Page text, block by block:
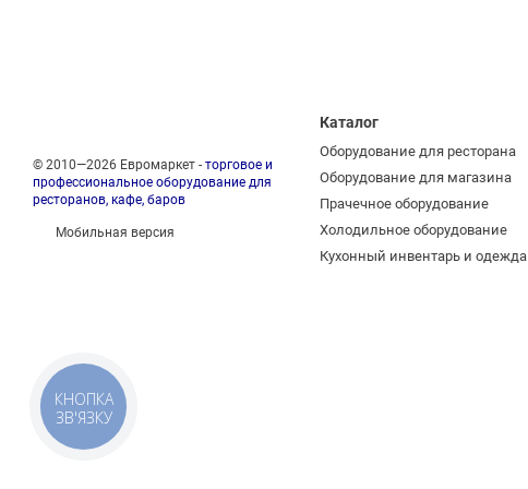
© 2010—2026 Евромаркет - торговое и
профессиональное оборудование для
ресторанов, кафе, баров
Мобильная версия
Каталог
Оборудование для ресторана
Оборудование для магазина
Прачечное оборудование
Холодильное оборудование
Кухонный инвентарь и одежда
КНОПКА
ЗВ'ЯЗКУ